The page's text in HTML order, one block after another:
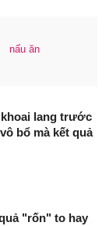
nấu ăn
lang trước
bổ mà kết quả
"rốn" to hay